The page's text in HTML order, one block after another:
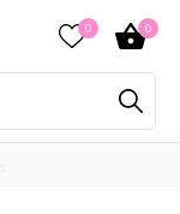
0
0